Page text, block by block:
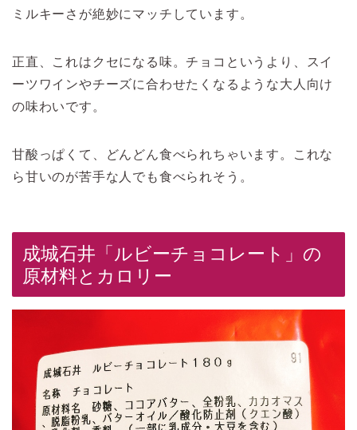
ミルキーさが絶妙にマッチしています。
正直、これはクセになる味。チョコというより、スイ
ーツワインやチーズに合わせたくなるような大人向け
の味わいです。
甘酸っぱくて、どんどん食べられちゃいます。これな
ら甘いのが苦手な人でも食べられそう。
成城石井「ルビーチョコレート」の
原材料とカロリー